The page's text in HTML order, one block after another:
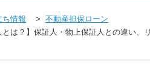
買取再販ローン 日本
ち情報
不動産担保ローン
とは？】保証人・物上保証人との違い